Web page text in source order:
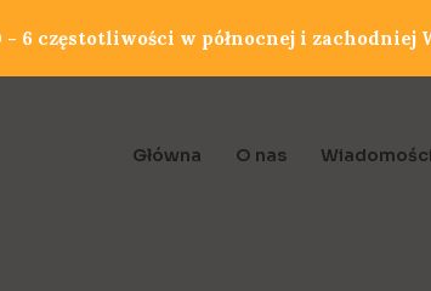
Główna O nas Wiadomości
6 częstotliwości w północnej i zachodniej